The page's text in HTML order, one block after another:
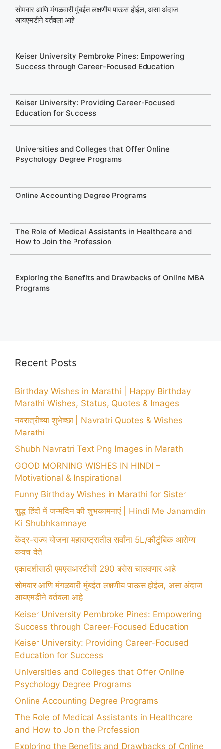
सोमवार आणि मंगळवारी मुंबईत लक्षणीय पाऊस होईल, असा अंदाज
आयएमडीने वर्तवला आहे
Keiser University Pembroke Pines: Empowering
Success through Career-Focused Education
Keiser University: Providing Career-Focused
Education for Success
Universities and Colleges that Offer Online
Psychology Degree Programs
Online Accounting Degree Programs
The Role of Medical Assistants in Healthcare and
How to Join the Profession
Exploring the Benefits and Drawbacks of Online MBA
Programs
Recent Posts
Birthday Wishes in Marathi | Happy Birthday
Marathi Wishes, Status, Quotes & Images
नवरात्रीच्या शुभेच्छा | Navratri Quotes & Wishes
Marathi
Shubh Navratri Text Png Images in Marathi
GOOD MORNING WISHES IN HINDI –
Motivational & Inspirational
Funny Birthday Wishes in Marathi for Sister
शुद्ध हिंदी में जन्मदिन की शुभकामनाएं | Hindi Me Janamdin
Ki Shubhkamnaye
केंद्र-राज्य योजना महाराष्ट्रातील सर्वांना 5L/कौटुंबिक आरोग्य
कवच देते
एकादशीसाठी एमएसआरटीसी 290 बसेस चालवणार आहे
सोमवार आणि मंगळवारी मुंबईत लक्षणीय पाऊस होईल, असा अंदाज
आयएमडीने वर्तवला आहे
Keiser University Pembroke Pines: Empowering
Success through Career-Focused Education
Keiser University: Providing Career-Focused
Education for Success
Universities and Colleges that Offer Online
Psychology Degree Programs
Online Accounting Degree Programs
The Role of Medical Assistants in Healthcare
and How to Join the Profession
Exploring the Benefits and Drawbacks of Online